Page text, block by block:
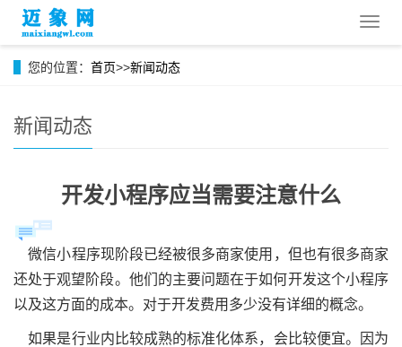
导
您的位置： 首页>>新闻动态
新闻动态
开发小程序应当需要注意什么
微信小程序现阶段已经被很多商家使用，但也有很多商家
还处于观望阶段。他们的主要问题在于如何开发这个小程序
以及这方面的成本。对于开发费用多少没有详细的概念。
如果是行业内比较成熟的标准化体系，会比较便宜。因为